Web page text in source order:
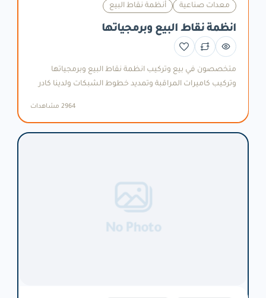
معدات صناعية أنظمة نقاط البيع
انظمة نقاط البيع وبرمجياتها
متخصصون في بيع وتركيب انظمة نقاط البيع وبرمجياتها
وتركيب كاميرات المراقبة وتمديد خطوط الشبكات ولدينا كادر
2964 مشاهدات
No Photo